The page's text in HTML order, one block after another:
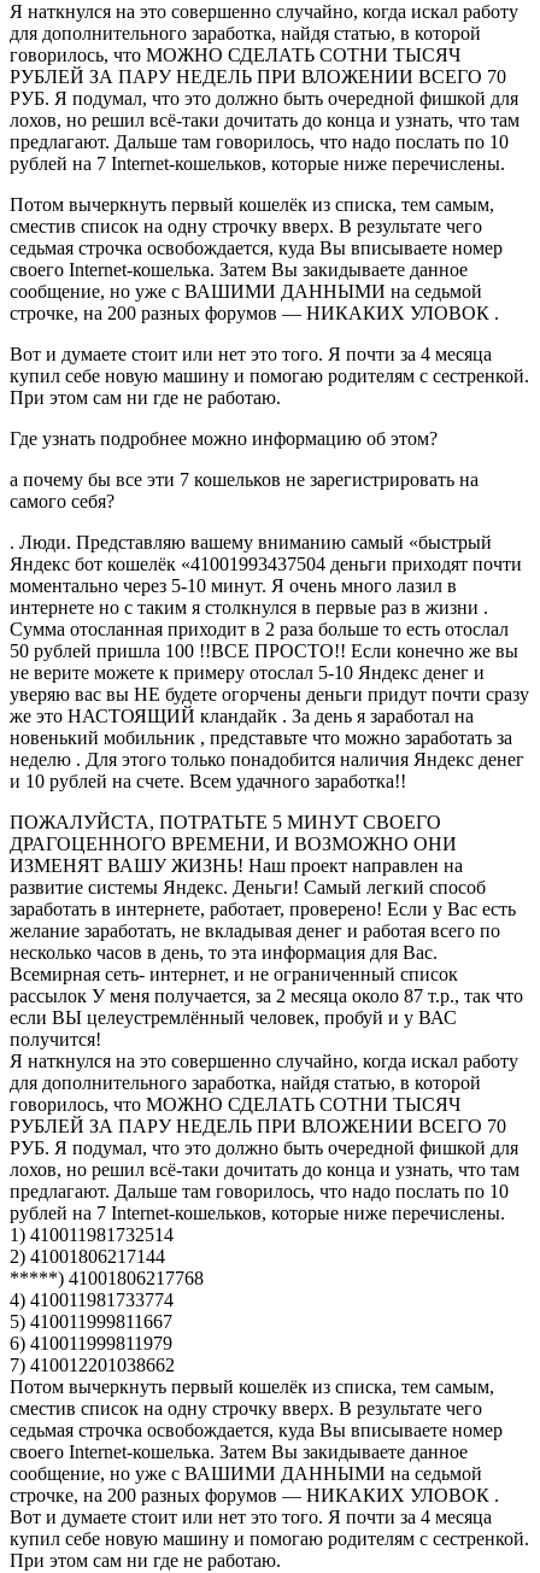
Я наткнулся на это совершенно случайно, когда искал работу
для дополнительного заработка, найдя статью, в которой
говорилось, что МОЖНО СДЕЛАТЬ СОТНИ ТЫСЯЧ
РУБЛЕЙ ЗА ПАРУ НЕДЕЛЬ ПРИ ВЛОЖЕНИИ ВСЕГО 70
РУБ. Я подумал, что это должно быть очередной фишкой для
лохов, но решил всё-таки дочитать до конца и узнать, что там
предлагают. Дальше там говорилось, что надо послать по 10
рублей на 7 Internet-кошельков, которые ниже перечислены.
Потом вычеркнуть первый кошелёк из списка, тем самым,
сместив список на одну строчку вверх. В результате чего
седьмая строчка освобождается, куда Вы вписываете номер
своего Internet-кошелька. Затем Вы закидываете данное
сообщение, но уже с ВАШИМИ ДАННЫМИ на седьмой
строчке, на 200 разных форумов — НИКАКИХ УЛОВОК .
Вот и думаете стоит или нет это того. Я почти за 4 месяца
купил себе новую машину и помогаю родителям с сестренкой.
При этом сам ни где не работаю.
Где узнать подробнее можно информацию об этом?
а почему бы все эти 7 кошельков не зарегистрировать на
самого себя?
. Люди. Представляю вашему вниманию самый «быстрый
Яндекс бот кошелёк «41001993437504 деньги приходят почти
моментально через 5-10 минут. Я очень много лазил в
интернете но с таким я столкнулся в первые раз в жизни .
Сумма отосланная приходит в 2 раза больше то есть отослал
50 рублей пришла 100 !!ВСЕ ПРОСТО!! Если конечно же вы
не верите можете к примеру отослал 5-10 Яндекс денег и
уверяю вас вы НЕ будете огорчены деньги придут почти сразу
же это НАСТОЯЩИЙ кландайк . За день я заработал на
новенький мобильник , представьте что можно заработать за
неделю . Для этого только понадобится наличия Яндекс денег
и 10 рублей на счете. Всем удачного заработка!!
ПОЖАЛУЙСТА, ПОТРАТЬТЕ 5 МИНУТ СВОЕГО
ДРАГОЦЕННОГО ВРЕМЕНИ, И ВОЗМОЖНО ОНИ
ИЗМЕНЯТ ВАШУ ЖИЗНЬ! Наш проект направлен на
развитие системы Яндекс. Деньги! Самый легкий способ
заработать в интернете, работает, проверено! Если у Вас есть
желание заработать, не вкладывая денег и работая всего по
несколько часов в день, то эта информация для Вас.
Всемирная сеть- интернет, и не ограниченный список
рассылок У меня получается, за 2 месяца около 87 т.р., так что
если ВЫ целеустремлённый человек, пробуй и у ВАС
получится!
Я наткнулся на это совершенно случайно, когда искал работу
для дополнительного заработка, найдя статью, в которой
говорилось, что МОЖНО СДЕЛАТЬ СОТНИ ТЫСЯЧ
РУБЛЕЙ ЗА ПАРУ НЕДЕЛЬ ПРИ ВЛОЖЕНИИ ВСЕГО 70
РУБ. Я подумал, что это должно быть очередной фишкой для
лохов, но решил всё-таки дочитать до конца и узнать, что там
предлагают. Дальше там говорилось, что надо послать по 10
рублей на 7 Internet-кошельков, которые ниже перечислены.
1) 410011981732514
2) 41001806217144
*****) 41001806217768
4) 410011981733774
5) 410011999811667
6) 410011999811979
7) 410012201038662
Потом вычеркнуть первый кошелёк из списка, тем самым,
сместив список на одну строчку вверх. В результате чего
седьмая строчка освобождается, куда Вы вписываете номер
своего Internet-кошелька. Затем Вы закидываете данное
сообщение, но уже с ВАШИМИ ДАННЫМИ на седьмой
строчке, на 200 разных форумов — НИКАКИХ УЛОВОК .
Вот и думаете стоит или нет это того. Я почти за 4 месяца
купил себе новую машину и помогаю родителям с сестренкой.
При этом сам ни где не работаю.